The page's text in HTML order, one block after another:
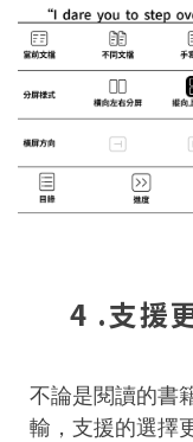
4 .支援
不論是閱讀的書
輸，支援的選擇